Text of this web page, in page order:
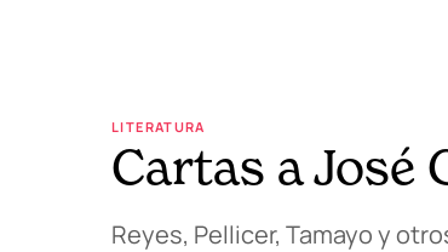
LITERATURA
Cartas a José
Reyes, Pellicer, Tamayo y